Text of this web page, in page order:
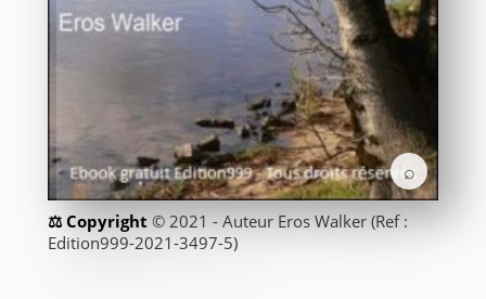
⌕
© 2021 - Auteur Eros Walker (Ref :
Edition999-2021-3497-5)